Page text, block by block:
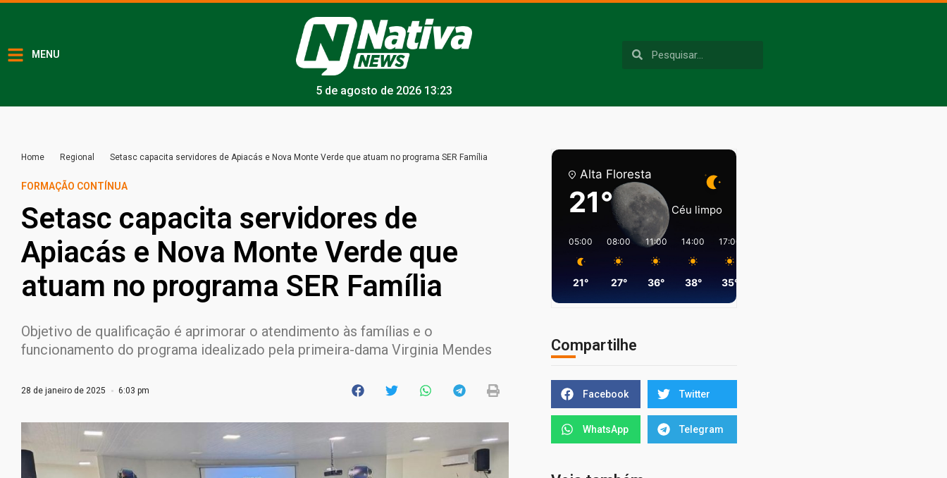
MENU
5 de agosto de 2026 13:23
Home Regional Setasc capacita servidores de Apiacás e Nova Monte Verde que atuam no programa SER Família
FORMAÇÃO CONTÍNUA
Setasc capacita servidores de
Apiacás e Nova Monte Verde que
atuam no programa SER Família
Objetivo de qualificação é aprimorar o atendimento às famílias e o
funcionamento do programa idealizado pela primeira-dama Virginia Mendes
28 de janeiro de 2025 6:03 pm
Alta Floresta
21° Céu limpo
05:00
21°
08:00
27°
11:00
36°
14:00
38°
17:00
35°
Compartilhe
Facebook Twitter
WhatsApp Telegram